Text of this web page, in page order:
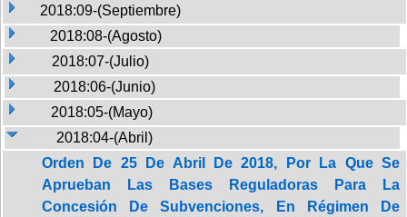
2018:09-(Septiembre)
2018:08-(Agosto)
2018:07-(Julio)
2018:06-(Junio)
2018:05-(Mayo)
2018:04-(Abril)
Orden De 25 De Abril De 2018, Por La Que Se
Aprueban Las Bases Reguladoras Para La
Concesión De Subvenciones, En Régimen De